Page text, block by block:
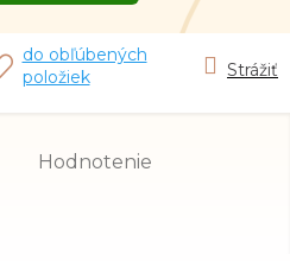
do obľúbených
položiek
Strážiť
Hodnotenie